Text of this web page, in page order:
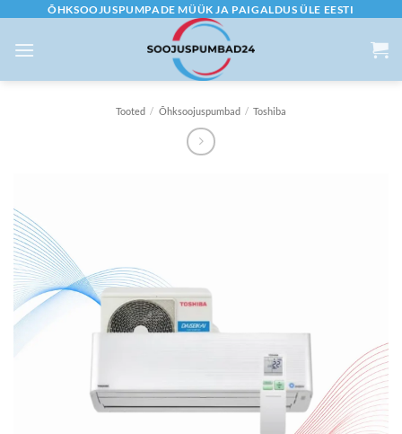
content
ÕHKSOOJUSPUMPADE MÜÜK JA PAIGALDUS ÜLE EESTI
Tooted / Õhksoojuspumbad / Toshiba